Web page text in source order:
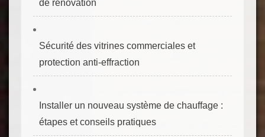
de rénovation
Sécurité des vitrines commerciales et
protection anti‑effraction
Installer un nouveau système de chauffage :
étapes et conseils pratiques